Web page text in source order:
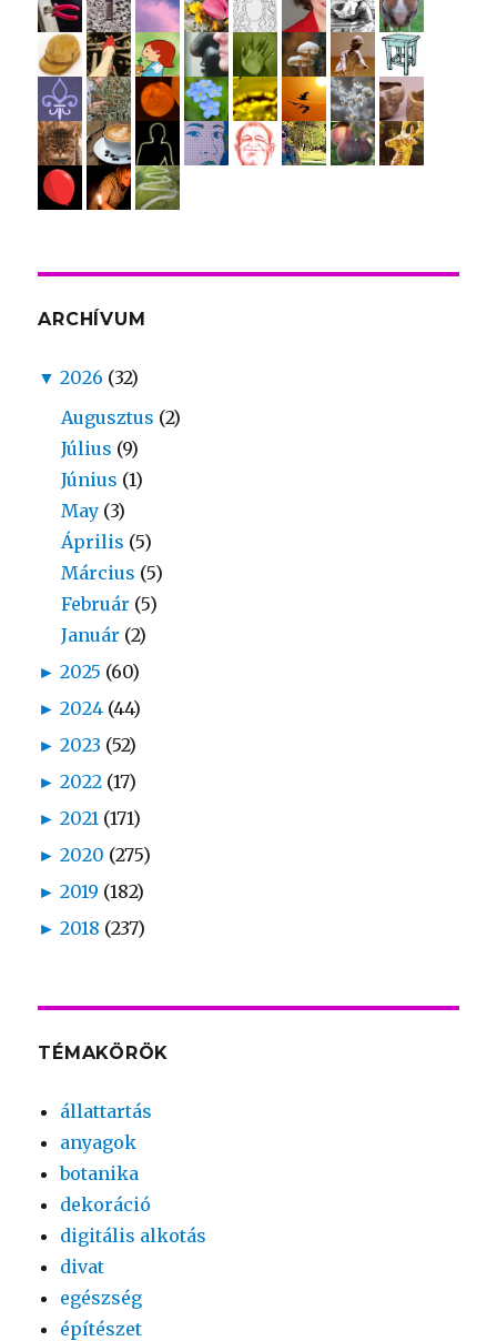
ARCHÍVUM
▼ 2026 (32)
Augusztus (2)
Július (9)
Június (1)
May (3)
Április (5)
Március (5)
Február (5)
Január (2)
► 2025 (60)
► 2024 (44)
► 2023 (52)
► 2022 (17)
► 2021 (171)
► 2020 (275)
► 2019 (182)
► 2018 (237)
TÉMAKÖRÖK
állattartás
anyagok
botanika
dekoráció
digitális alkotás
divat
egészség
építészet